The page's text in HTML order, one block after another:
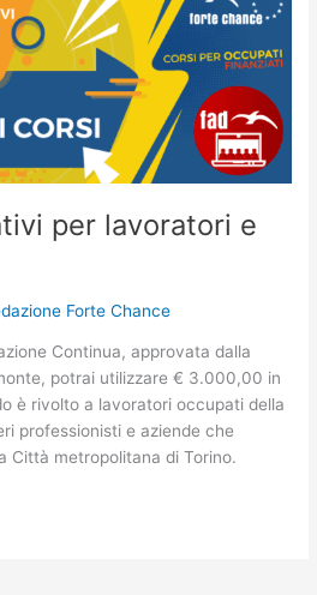
per lavoratori e
Forte Chance
Continua, approvata dalla
potrai utilizzare € 3.000,00 in
è rivolto a lavoratori occupati della
professionisti e aziende che
Città metropolitana di Torino.